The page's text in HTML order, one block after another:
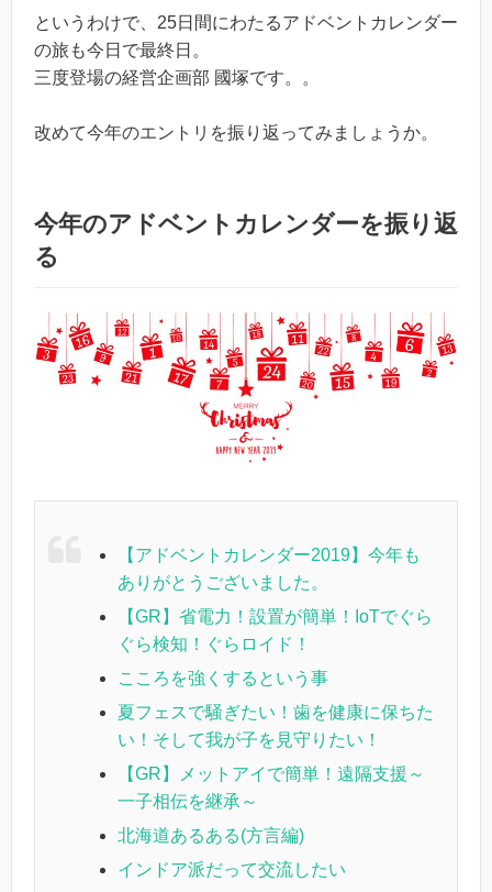
というわけで、25日間にわたるアドベントカレンダー
の旅も今日で最終日。
三度登場の経営企画部 國塚です。。
改めて今年のエントリを振り返ってみましょうか。
今年のアドベントカレンダーを振り返
る
【アドベントカレンダー2019】今年も
ありがとうございました。
【GR】省電力！設置が簡単！IoTでぐら
ぐら検知！ぐらロイド！
こころを強くするという事
夏フェスで騒ぎたい！歯を健康に保ちた
い！そして我が子を見守りたい！
【GR】メットアイで簡単！遠隔支援～
一子相伝を継承～
北海道あるある(方言編)
インドア派だって交流したい